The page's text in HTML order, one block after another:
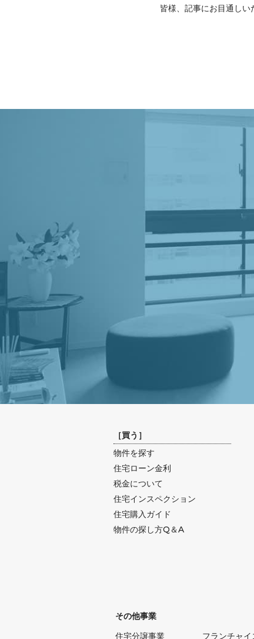
皆様、記事にお目通しい
［買う ］
物件を探す
住宅ローン金利
税金について
住宅インスペクション
住宅購入ガイド
物件の探し方Q＆A
その他事業
住宅分譲事業
フランチャイ